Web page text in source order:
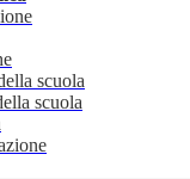
scuola
scuola